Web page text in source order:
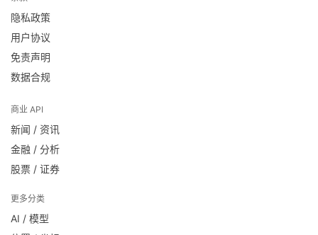
隐私政策
用户协议
免责声明
数据合规
商业 API
新闻 / 资讯
金融 / 分析
股票 / 证券
更多分类
AI / 模型